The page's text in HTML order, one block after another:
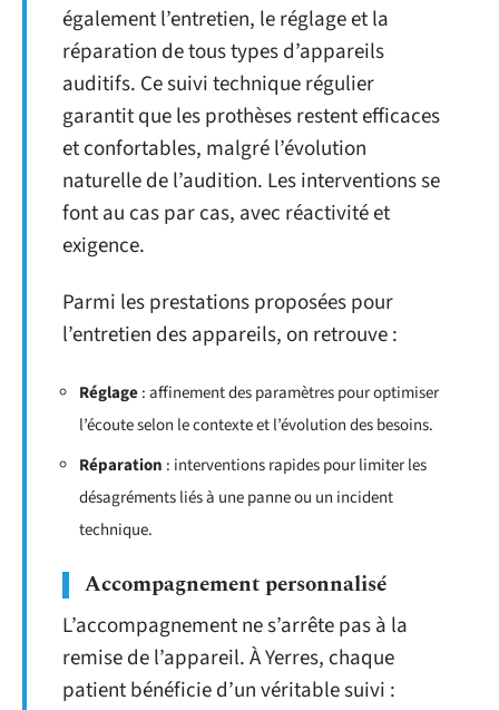
également l’entretien, le réglage et la
réparation de tous types d’appareils
auditifs. Ce suivi technique régulier
garantit que les prothèses restent efficaces
et confortables, malgré l’évolution
naturelle de l’audition. Les interventions se
font au cas par cas, avec réactivité et
exigence.
Parmi les prestations proposées pour
l’entretien des appareils, on retrouve :
Réglage: affinement des paramètres pour optimiser
l’écoute selon le contexte et l’évolution des besoins.
Réparation : interventions rapides pour limiter les
désagréments liés à une panne ou un incident
technique.
Accompagnement personnalisé
L’accompagnement ne s’arrête pas à la
remise de l’appareil. À Yerres, chaque
patient bénéficie d’un véritable suivi :